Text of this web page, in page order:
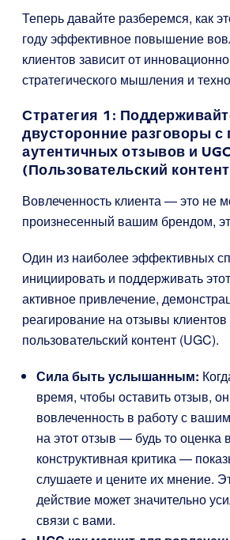
Теперь давайте разберемся, как
году эффективное повышение
клиентов зависит от
стратегического мышления и
Стратегия 1:
двусторонние разговоры
аутентичных отзывов и UGC
(Пользовательский
Вовлеченность клиента — это не
произнесенный вашим брендом,
Один из наиболее эффективных
инициировать и поддерживать
активное привлечение,
реагирование на отзывы клиентов
пользовательский контент (UGC).
Сила быть услышанным:
время, чтобы оставить отзыв,
вовлеченность в работу с
на этот отзыв — будь то оценка
конструктивная критика —
слушаете и цените их мнение.
действие может значительно
связи с вами.